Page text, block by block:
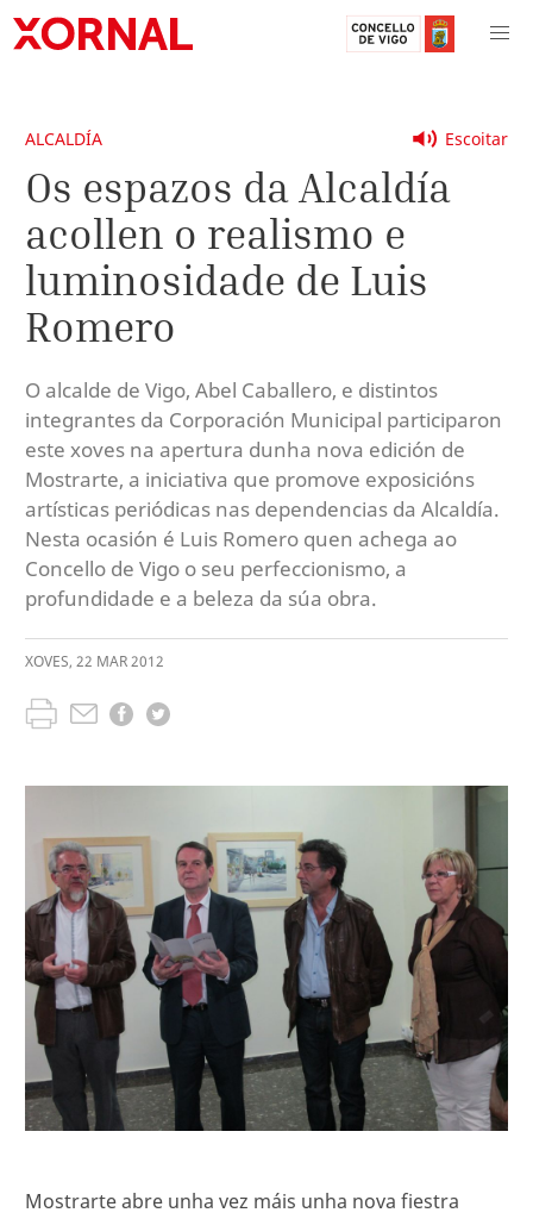
Escoitar
ALCALDÍA
Os espazos da Alcaldía
acollen o realismo e
luminosidade de Luis
Romero
O alcalde de Vigo, Abel Caballero, e distintos
integrantes da Corporación Municipal participaron
este xoves na apertura dunha nova edición de
Mostrarte, a iniciativa que promove exposicións
artísticas periódicas nas dependencias da Alcaldía.
Nesta ocasión é Luis Romero quen achega ao
Concello de Vigo o seu perfeccionismo, a
profundidade e a beleza da súa obra.
XOVES, 22 MAR2012
Mostrarte abre unha vez máis unha nova fiestra